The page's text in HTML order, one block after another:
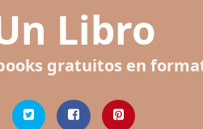
Libro
gratuitos en